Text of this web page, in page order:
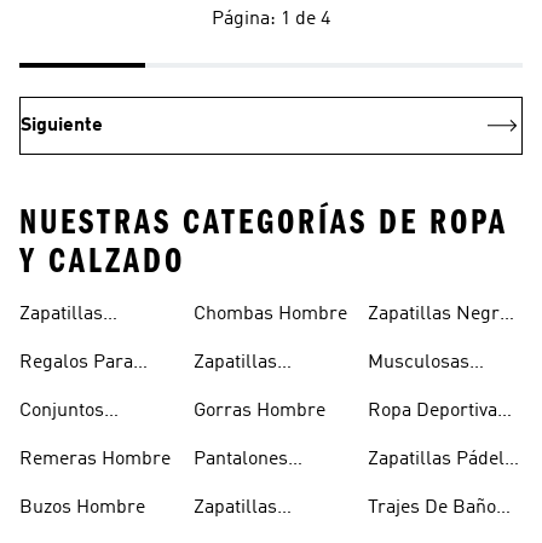
Página: 1 de 4
Siguiente
NUESTRAS CATEGORÍAS DE ROPA
Y CALZADO
Zapatillas
Regalos Para
Conjuntos
Hombre
Remeras Hombre
Buzos Hombre
Hombre
Chombas Hombre
Zapatillas
Gorras Hombre
Pantalones
Hombre
Zapatillas
Zapatillas Negras
Musculosas
Ropa Deportiva
Zapatillas Pádel
Trajes De Baño